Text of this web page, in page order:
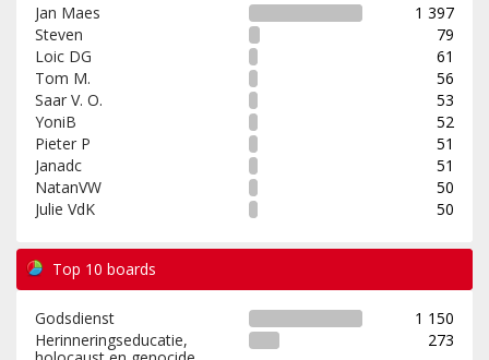
Jan Maes
1 397
Steven
79
Loic DG
61
Tom M.
56
Saar V. O.
53
YoniB
52
Pieter P
51
Janadc
51
NatanVW
50
Julie VdK
50
Top 10 boards
Godsdienst
1 150
Herinneringseducatie,
273